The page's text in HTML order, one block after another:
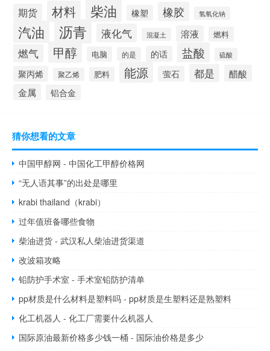
期货 材料 柴油 橡塑 橡胶 氢氧化钠
汽油 沥青 液化气 混凝土 溶液 燃料
燃气 甲醇 电脑 的是 的话 盐酸 硫酸
聚丙烯 聚乙烯 肥料 能源 萤石 都是 醋酸
金属 铝合金
猜你想看的文章
中国甲醇网 - 中国化工甲醇价格网
“无人语其事”的出处是哪里
krabi thailand（krabi）
过年值班备哪些食物
柴油进货 - 武汉私人柴油进货渠道
改波箱攻略
铅防护手术室 - 手术室铅防护清单
pp材质是什么材料是塑料吗 - pp材质是生塑料还是熟塑料
化工机器人 - 化工厂需要什么机器人
国际原油最新价格多少钱一桶 - 国际油价格是多少